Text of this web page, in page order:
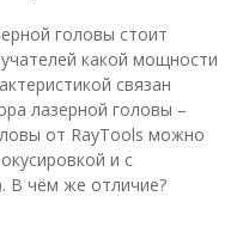
головы стоит
какой мощности
связан
лазерной головы –
от RayTools можно
и с
В чём же отличие?